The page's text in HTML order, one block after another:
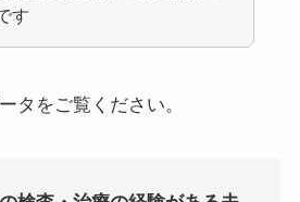
す
タをご覧ください。